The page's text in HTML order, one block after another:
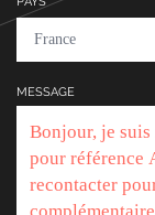
MESSAGE